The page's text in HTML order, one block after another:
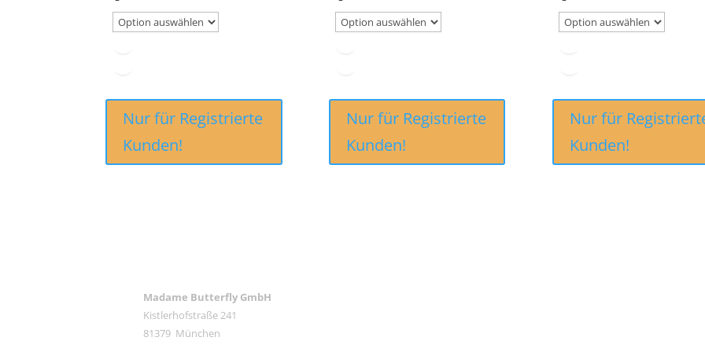
Nur für Registrierte
Kunden!
Nur für Registrierte
Kunden!
Nur für
Kunden!
Madame Butterfly GmbH
Kistlerhofstraße 241
81379 München